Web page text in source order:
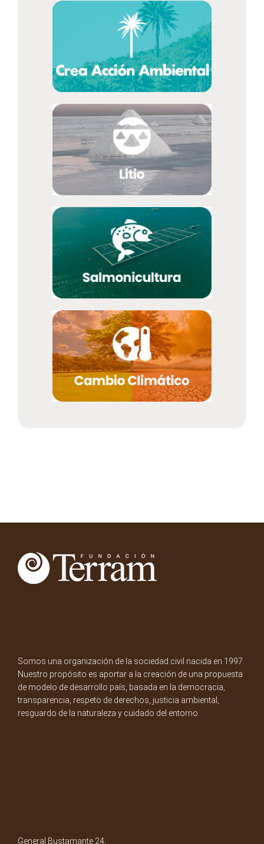
Somos una organización de la sociedad civil nacida en 1997.
Nuestro propósito es aportar a la creación de una propuesta
de modelo de desarrollo país, basada en la democracia,
transparencia, respeto de derechos, justicia ambiental,
resguardo de la naturaleza y cuidado del entorno.
General Bustamante 24,